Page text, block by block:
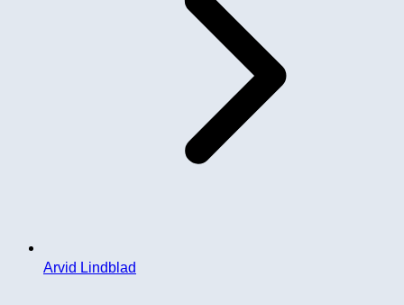
Arvid Lindblad